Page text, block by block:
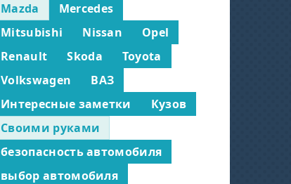
Mazda
Mercedes
Mitsubishi
Nissan
Opel
Renault
Skoda
Toyota
Volkswagen
ВАЗ
Интересные заметки
Кузов
Своими руками
безопасность автомобиля
выбор автомобиля